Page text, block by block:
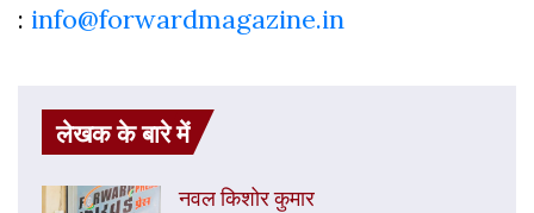
: info@forwardmagazine.in
लेखक के बारे में
नवल किशोर कुमार